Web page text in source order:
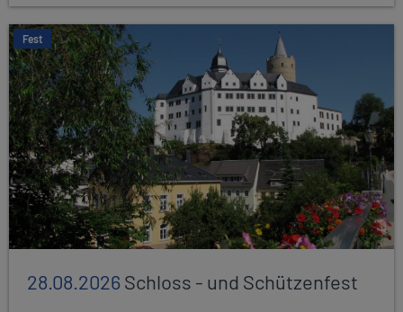
Fest
28.08.2026Schloss - und Schützenfest